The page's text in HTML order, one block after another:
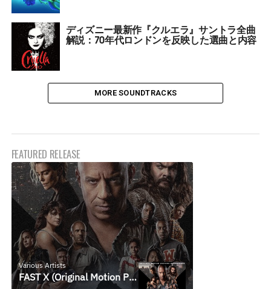
ディズニー最新作『クルエラ』サントラ全曲
解説：70年代ロンドンを反映した選曲と内容
MORE SOUNDTRACKS
FEATURED RELEASE